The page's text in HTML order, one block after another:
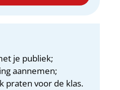
je publiek;
aannemen;
praten voor de klas.